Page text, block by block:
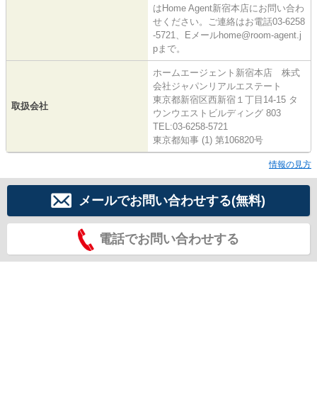
はHome Agent新宿本店にお問い合わ
せください。ご連絡はお電話03-6258
-5721、Eメールhome@room-agent.j
pまで。
取扱会社
ホームエージェント新宿本店 株式
会社ジャパンリアルエステート
東京都新宿区西新宿１丁目14-15 タ
ウンウエストビルディング 803
TEL:03-6258-5721
東京都知事 (1) 第106820号
情報の見方
メールでお問い合わせする(無料)
電話でお問い合わせする